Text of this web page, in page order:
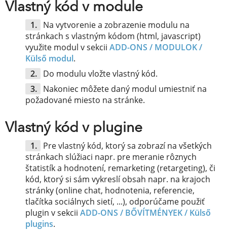
Vlastný kód v module
Na vytvorenie a zobrazenie modulu na
stránkach s vlastným kódom (html, javascript)
využite modul v sekcii ADD-ONS / MODULOK /
Külső modul.
Do modulu vložte vlastný kód.
Nakoniec môžete daný modul umiestniť na
požadované miesto na stránke.
Vlastný kód v plugine
Pre vlastný kód, ktorý sa zobrazí na všetkých
stránkach slúžiaci napr. pre meranie rôznych
štatistík a hodnotení, remarketing (retargeting), či
kód, ktorý si sám vykreslí obsah napr. na krajoch
stránky (online chat, hodnotenia, referencie,
tlačítka sociálnych sietí, ...), odporúčame použiť
plugin v sekcii ADD-ONS / BŐVÍTMÉNYEK / Külső
plugins.